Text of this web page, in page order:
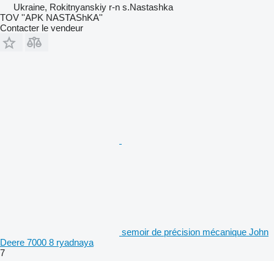
Ukraine, Rokitnyanskiy r-n s.Nastashka
TOV ''APK NASTAShKA''
Contacter le vendeur
semoir de précision mécanique John
Deere 7000 8 ryadnaya
7